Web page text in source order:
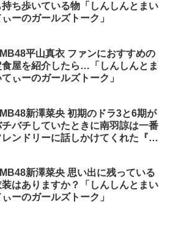
持ち歩いている物「しんしんとまい
ーのガールズトーク」
平山真衣 ファンにおすすめの
食屋を紹介したら…「しんしんとま
てぃーのガールズトーク」
新澤菜央 初期のドラ3と6期が
チバチしていたときに南羽諒は一番
レンドリーに話しかけてくれた『一
新澤菜央 思い出に残っている
装はありますか？「しんしんとまい
ーのガールズトーク」